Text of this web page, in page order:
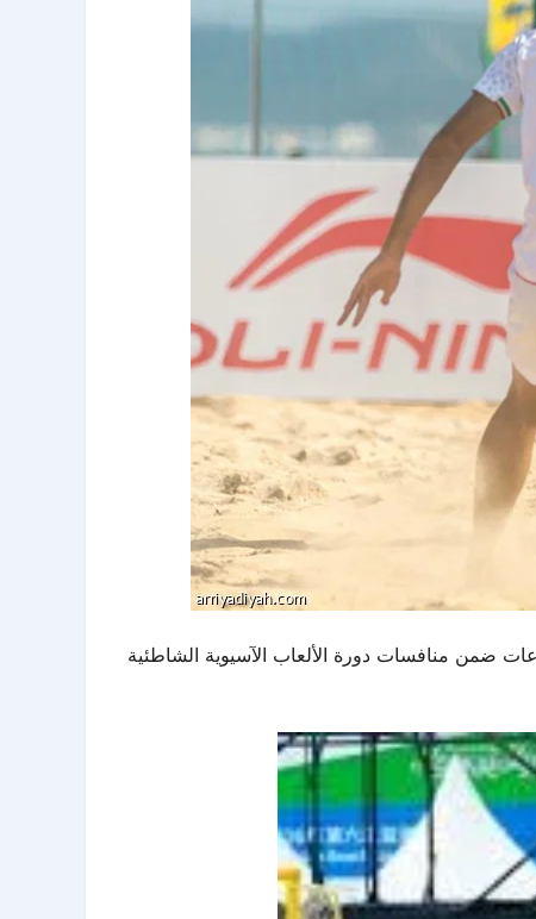
1–2، الأحد، في ختام مباريات دور المجموعات ضمن منافسات دورة الألعاب الآسيوية الشاطئية